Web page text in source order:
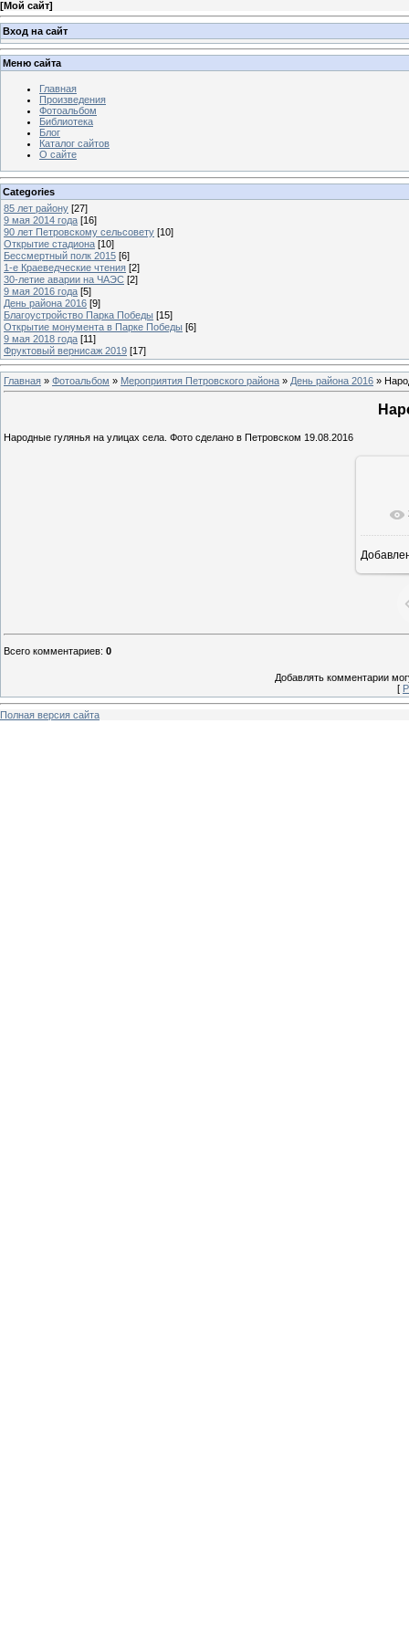
[Мой сайт]
Вход на сайт
Меню сайта
Главная
Произведения
Фотоальбом
Библиотека
Блог
Каталог сайтов
О сайте
Categories
85 лет району [27]
9 мая 2014 года [16]
90 лет Петровскому сельсовету [10]
Открытие стадиона [10]
Бессмертный полк 2015 [6]
1-е Краеведческие чтения [2]
30-летие аварии на ЧАЭС [2]
9 мая 2016 года [5]
День района 2016 [9]
Благоустройство Парка Победы [15]
Открытие монумента в Парке Победы [6]
9 мая 2018 года [11]
Фруктовый вернисаж 2019 [17]
Главная » Фотоальбом » Мероприятия Петровского района » День района 2016 »
Народные гулянья на улицах села. Фото сделано в Петровском 19.08.2016
Всего комментариев: 0
Добавлять комментарии
[
Полная версия сайта